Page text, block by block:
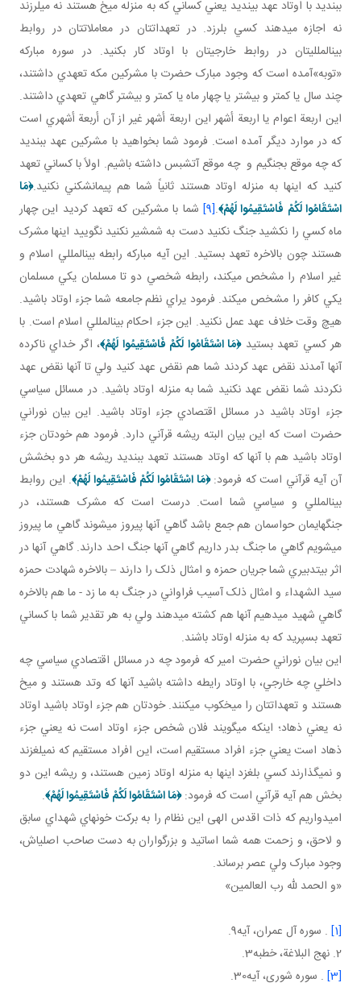
ببنديد با اوتاد عهد بينديد يعني کساني که به منزله ميخ هستند نه مي لرزند
نه اجازه مي دهند کسي بلرزد. در تعهداتتان در معاملاتتان در روابط
بين المللي تان در روابط خارجي تان با اوتاد کار بکنيد. در سوره مبارکه
«توبه»آمده است که وجود مبارک حضرت با مشرکين مکه تعهدي داشتند،
چند سال يا کمتر و بيشتر يا چهار ماه يا کمتر و بيشتر گاهي تعهدي داشتند.
اين اربعة اعوام يا اربعة أشهر اين اربعة أشهر غير از آن أربعة أشهري است
که در موارد ديگر آمده است. فرمود شما بخواهيد با مشرکين عهد ببنديد
که چه موقع بجنگيم و چه موقع آتش بس داشته باشيم. اولاً با کساني تعهد
کنيد که اينها به منزله اوتاد هستند ثانياً شما هم پيمان شکني نکنيد.﴿مَا
اسْتَقَامُوا لَكُمْ فَاسْتَقِيمُوا لَهُمْ﴾.
[9]
شما با مشرکين که تعهد کرديد اين چهار
ماه کسي را نکشيد جنگ نکنيد دست به شمشير نکنيد نگوييد اينها مشرک
هستند چون بالاخره تعهد بستيد. اين آيه مبارکه رابطه بين المللي اسلام و
غير اسلام را مشخص مي کند، رابطه شخصي دو تا مسلمان يکي مسلمان
يکي کافر را مشخص مي کند. فرمود يراي نظم جامعه شما جزء اوتاد باشيد.
هيچ وقت خلاف عهد عمل نکنيد. اين جزء احکام بين المللي اسلام است. با
هر کسي تعهد بستيد﴿مَا اسْتَقَامُوا لَكُمْ فَاسْتَقِيمُوا لَهُمْ﴾، اگر خداي ناکرده
آنها آمدند نقض عهد کردند شما هم نقض عهد کنيد ولي تا آنها نقض عهد
نکردند شما نقض عهد نکنيد شما به منزله اوتاد باشيد. در مسائل سياسي
جزء اوتاد باشيد در مسائل اقتصادي جزء اوتاد باشيد. اين بيان نوراني
حضرت است که اين بيان البته ريشه قرآني دارد. فرمود هم خودتان جزء
اوتاد باشيد هم با آنها که اوتاد هستند تعهد ببنديد ريشه هر دو بخشش
آن آيه قرآني است که فرمود:﴿مَا اسْتَقَامُوا لَكُمْ فَاسْتَقِيمُوا لَهُمْ﴾. اين روابط
بين المللي و سياسي شما است. درست است که مشرک هستند، در
جنگ هايمان حواسمان هم جمع باشد گاهي آنها پيروز مي شوند گاهي ما پيروز
مي شويم گاهي ما جنگ بدر داريم گاهي آنها جنگ احد دارند. گاهي آنها در
اثر بي تدبيري شما جريان حمزه و امثال ذلک را دارند – بالاخره شهادت حمزه
سيد الشهداء و امثال ذلک آسيب فراواني در جنگ به ما زد - ما هم بالاخره
گاهي شهيد مي دهيم آنها هم کشته مي دهند ولي به هر تقدير شما با کساني
تعهد بسپريد که به منزله اوتاد باشند.
اين بيان نوراني حضرت امير که فرمود چه در مسائل اقتصادي سياسي چه
داخلي چه خارجي، با اوتاد رايطه داشته باشيد آنها که وتد هستند و ميخ
هستند و تعهداتتان را ميخکوب مي کنند. خودتان هم جزء اوتاد باشيد اوتاد
نه يعني ذهاد؛ اينکه مي گويند فلان شخص جزء اوتاد است نه يعني جزء
ذهاد است يعني جزء افراد مستقيم است، اين افراد مستقيم که نمي لغزند
و نمي گذارند کسي بلغزد اينها به منزله اوتاد زمين هستند، و ريشه اين دو
بخش هم آيه قرآني است که فرمود:﴿مَا اسْتَقَامُوا لَكُمْ فَاسْتَقِيمُوا لَهُمْ﴾.
اميدواريم که ذات اقدس الهی اين نظام را به برکت خون هاي شهداي سابق
و لاحق، و زحمت همه شما اساتيد و بزرگواران به دست صاحب اصلي اش،
وجود مبارک ولي عصر برساند.
«و الحمد لله رب العالمين»
[1] . سوره آل عمران، آيه9.
2. نهج البلاغة، خطبه3.
[3]
. سوره شوری، آيه30.